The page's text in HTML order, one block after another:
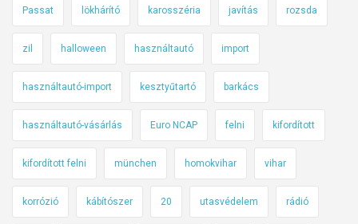
Passat lökhárító karosszéria javítás rozsda
zil halloween használtautó import
használtautó-import kesztyűtartó barkács
használtautó-vásárlás Euro NCAP felni kifordított
kifordított felni münchen homokvihar vihar
korrózió kábítószer 20 utasvédelem rádió